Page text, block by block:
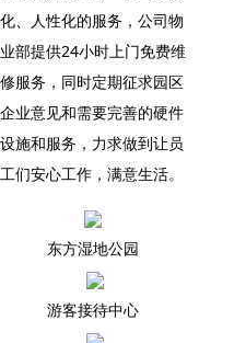
化、人性化的服务，公司物
业部提供24小时上门免费维
修服务，同时定期征求园区
企业意见和需要完善的硬件
设施和服务，力求做到让员
工们安心工作，满意生活。
东方湿地公园
游客接待中心